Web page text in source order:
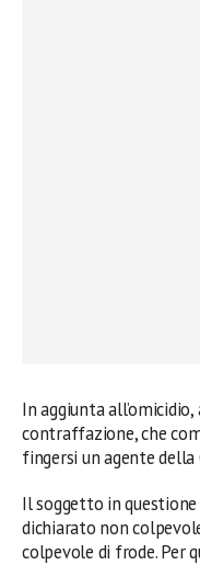
In aggiunta all’omicidio,
contraffazione, che
fingersi un agente della
Il soggetto in
dichiarato non
colpevole di frode. Per